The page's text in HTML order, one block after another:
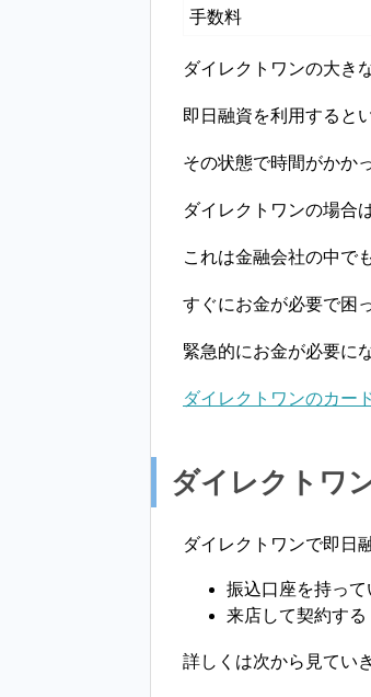
手数料
ダイレクトワンの大き
即日融資を利用すると
その状態で時間がかか
ダイレクトワンの場合
これは金融会社の中で
すぐにお金が必要で困
緊急的にお金が必要に
ダイレクトワンのカー
ダイレクトワ
ダイレクトワンで即日
振込口座を持って
来店して契約する
詳しくは次から見てい